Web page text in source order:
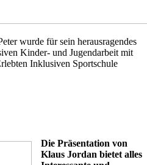
wurde für sein herausragendes
Kinder- und Jugendarbeit mit
Inklusiven Sportschule
Die Präsentation von
Klaus Jordan bietet alles